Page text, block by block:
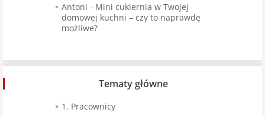
Antoni - Mini cukiernia w Twojej
domowej kuchni – czy to naprawdę
możliwe?
Tematy główne
1. Pracownicy